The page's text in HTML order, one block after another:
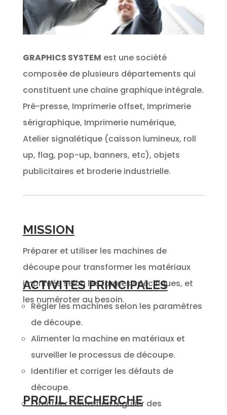
GRAPHICS SYSTEM est une société
composée de plusieurs départements qui
constituent une chaine graphique intégrale.
Pré-presse, Imprimerie offset, Imprimerie
sérigraphique, Imprimerie numérique,
Atelier signalétique (caisson lumineux, roll
up, flag, pop-up, banners, etc), objets
publicitaires et broderie industrielle.
MISSION
Préparer et utiliser les machines de
découpe pour transformer les matériaux
imprimés selon les formes spécifiques, et
les numéroter au besoin.
ACTIVITES PRINCIPALES
Régler les machines selon les paramètres
de découpe.
Alimenter la machine en matériaux et
surveiller le processus de découpe.
Identifier et corriger les défauts de
découpe.
Effectuer l’entretien régulier des
PROFIL RECHERCHE